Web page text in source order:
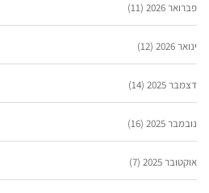
פברואר 2026 (11)
ינואר 2026 (12)
דצמבר 2025 (14)
נובמבר 2025 (16)
אוקטובר 2025 (7)